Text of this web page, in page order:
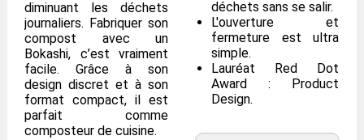
diminuant les déchets
journaliers. Fabriquer son
compost avec un
Bokashi, c’est vraiment
facile. Grâce à son
design discret et à son
format compact, il est
parfait comme
composteur de cuisine.
déchets sans se salir.
L'ouverture et
fermeture est ultra
simple.
Lauréat Red Dot
Award : Product
Design.